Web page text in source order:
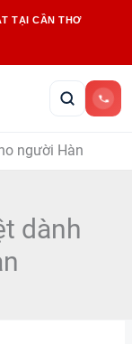
TẠI CẦN THƠ
người Hàn
dành